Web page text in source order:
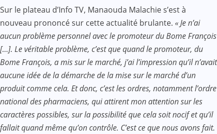
Sur le plateau d’Info TV, Manaouda Malachie s’est à
nouveau prononcé sur cette actualité brulante. « Je n’ai
aucun problème personnel avec le promoteur du Bome François
[…]. Le véritable problème, c’est que quand le promoteur, du
Bome François, a mis sur le marché, j’ai l’impression qu’il n’avait
aucune idée de la démarche de la mise sur le marché d’un
produit comme cela. Et donc, c’est les ordres, notamment l’ordre
national des pharmaciens, qui attirent mon attention sur les
caractères possibles, sur la possibilité que cela soit nocif et qu’il
fallait quand même qu’on contrôle. C’est ce que nous avons fait.